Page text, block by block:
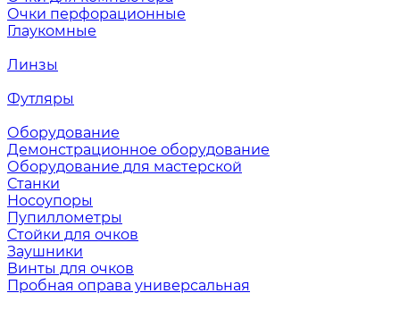
Очки перфорационные
Глаукомные
Линзы
Футляры
Оборудование
Демонстрационное оборудование
Оборудование для мастерской
Станки
Носоупоры
Пупиллометры
Стойки для очков
Заушники
Винты для очков
Пробная оправа универсальная